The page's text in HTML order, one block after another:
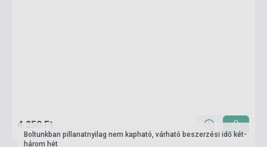
4 250 Ft
Boltunkban pillanatnyilag nem kapható, várható beszerzési idő két-
három hét